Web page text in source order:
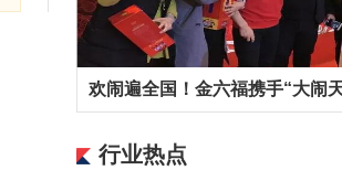
行业热点